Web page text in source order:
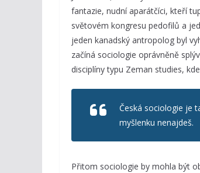
fantazie, nudní aparátčíci, kteří
světovém kongresu pedofilů a
jeden kanadský antropolog byl
začíná sociologie oprávněně
disciplíny typu Zeman studies,
Česká sociologie je
myšlenku nenajdeš.
Přitom sociologie by mohla být